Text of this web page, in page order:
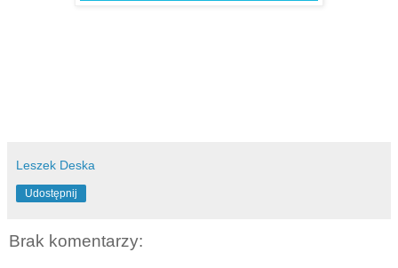
Leszek Deska
Udostępnij
Brak komentarzy: